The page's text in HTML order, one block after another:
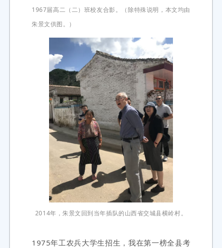
1967届高二（二）班校友合影。（除特殊说明，本文均由
朱景文供图。）
2014年，朱景文回到当年插队的山西省交城县横岭村。
1975年工农兵大学生招生，我在第一榜全县考